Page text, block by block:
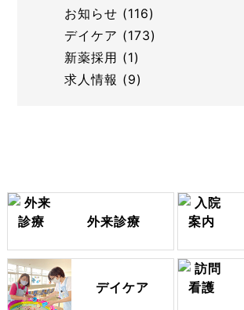
お知らせ (116)
デイケア (173)
新薬採用 (1)
求人情報 (9)
外来診療
デイケア